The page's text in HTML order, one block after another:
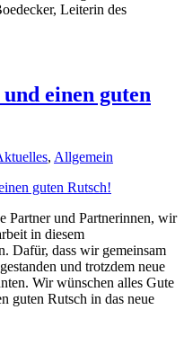
Leiterin des
einen guten
, Allgemein
Partner und Partnerinnen, wir
in diesem
Dafür, dass wir gemeinsam
und trotzdem neue
Wir wünschen alles Gute
guten Rutsch in das neue